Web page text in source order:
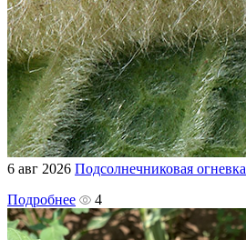
6 авг 2026 Подсолнечниковая огневка
Подробнее
4